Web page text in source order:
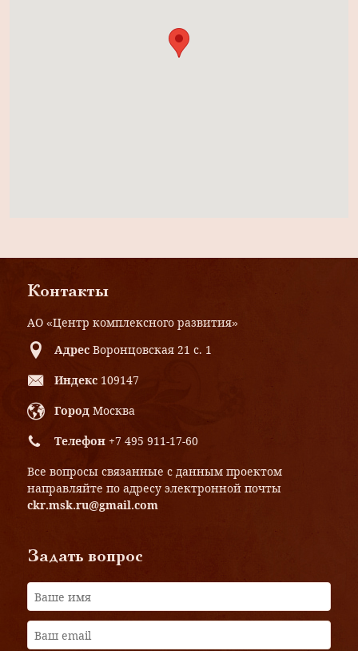
Контакты
АО «Центр комплексного развития»
Адрес Воронцовская 21 с. 1
Индекс 109147
Город Москва
Телефон +7 495 911-17-60
Все вопросы связанные с данным проектом
направляйте по адресу электронной почты
ckr.msk.ru@gmail.com
Задать вопрос